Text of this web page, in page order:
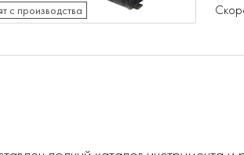
с производства